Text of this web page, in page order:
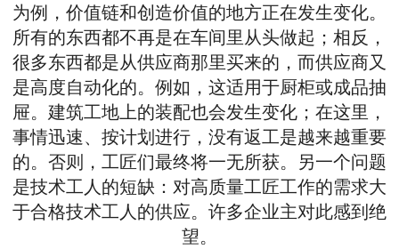
为例，价值链和创造价值的地方正在发生变化。
所有的东西都不再是在车间里从头做起；相反，
很多东西都是从供应商那里买来的，而供应商又
是高度自动化的。例如，这适用于厨柜或成品抽
屉。建筑工地上的装配也会发生变化；在这里，
事情迅速、按计划进行，没有返工是越来越重要
的。否则，工匠们最终将一无所获。另一个问题
是技术工人的短缺：对高质量工匠工作的需求大
于合格技术工人的供应。许多企业主对此感到绝
望。